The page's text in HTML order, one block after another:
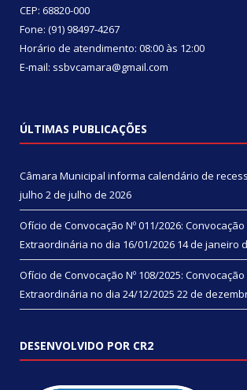
CEP: 68820-000
Fone: (91) 98497-4267
Horário de atendimento: 08:00 às 12:00
E-mail: ssbvcamara@gmail.com
ÚLTIMAS PUBLICAÇÕES
Câmara Municipal informa calendário de
julho 2 de julho de 2026
Ofício de Convocação Nº 011/2026:
Extraordinária no dia 16/01/2026 14 de janeiro
Ofício de Convocação Nº 108/2025:
Extraordinária no dia 24/12/2025 22 de
DESENVOLVIDO POR CR2